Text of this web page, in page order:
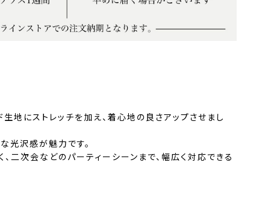
地にストレッチを加え、着心地の良さアップさせまし
光沢感が魅力です。
二次会などのパーティーシーンまで、幅広く対応できる